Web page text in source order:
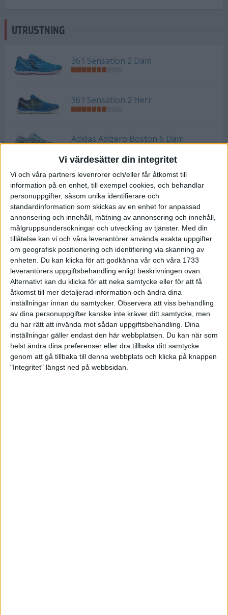
Vi värdesätter din integritet
Vi och våra partners levenrorer och/eller får åtkomst till
information på en enhet, till exempel cookies, och behandlar
personuppgifter, såsom unika identifierare och
standardinformation som skickas av en enhet for anpassad
annonsering och innehåll, mätning av annonsering och innehåll,
målgruppsundersokningar och utveckling av tjänster. Med din
tillåtelse kan vi och våra leverantörer använda exakta uppgifter
om geografisk positionering och identifiering via skanning av
enheten. Du kan klicka för att godkänna vår och våra 1733
leverantörers uppgiftsbehandling enligt beskrivningen ovan.
Alternativt kan du klicka för att neka samtycke eller för att få
åtkomst till mer detaljerad information och ändra dina
inställningar innan du samtycker. Observera att viss behandling
av dina personuppgifter kanske inte kräver ditt samtycke, men
du har rätt att invända mot sådan uppgiftsbehandling. Dina
inställningar gäller endast den här webbplatsen. Du kan när som
helst ändra dina preferenser eller dra tillbaka ditt samtycke
genom att gå tillbaka till denna webbplats och klicka på knappen
"Integritet" längst ned på webbsidan.
UTRUSTNING
361 Sensation 2 Dam
361 Sensation 2 Herr
Adidas Adizero Boston 6 Dam
Adidas Adizero Boston 6 Herr
Adidas Adizero Tempo 8 Dam
Adidas Adizero Tempo 8 Herr
Adidas Supernova Dam
Adidas Supernova Herr
Adidas Supernova ST Herr